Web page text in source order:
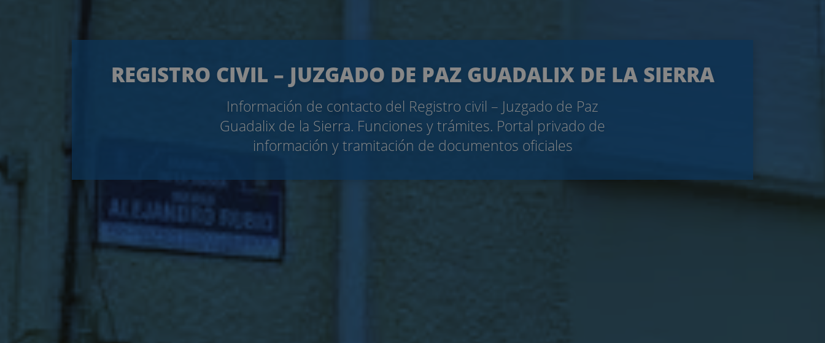
REGISTRO CIVIL – JUZGADO DE PAZ GUADALIX DE LA SIERRA
Información de contacto del Registro civil – Juzgado de Paz
Guadalix de la Sierra. Funciones y trámites. Portal privado de
información y tramitación de documentos oficiales